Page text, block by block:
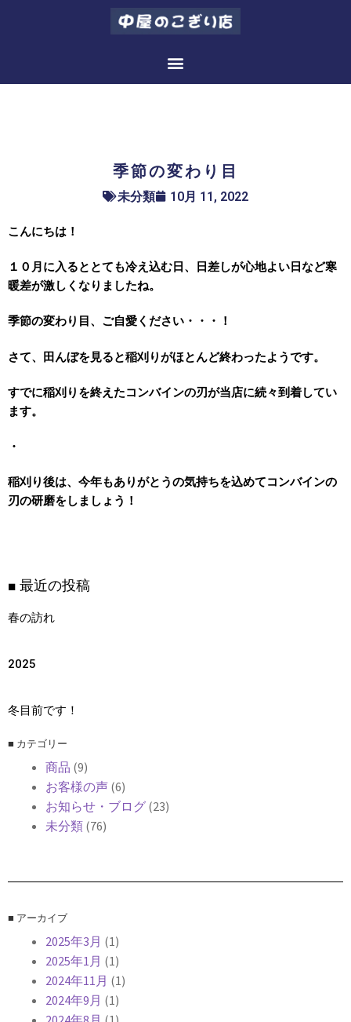
季節の変わり目
未分類 10月 11, 2022
こんにちは！
１０月に入るととても冷え込む日、日差しが心地よい日など寒
暖差が激しくなりましたね。
季節の変わり目、ご自愛ください・・・！
さて、田んぼを見ると稲刈りがほとんど終わったようです。
すでに稲刈りを終えたコンバインの刃が当店に続々到着してい
ます。
・
稲刈り後は、今年もありがとうの気持ちを込めてコンバインの
刃の研磨をしましょう！
■ 最近の投稿
春の訪れ
2025
冬目前です！
■ カテゴリー
商品 (9)
お客様の声 (6)
お知らせ・ブログ (23)
未分類 (76)
■ アーカイブ
2025年3月 (1)
2025年1月 (1)
2024年11月 (1)
2024年9月 (1)